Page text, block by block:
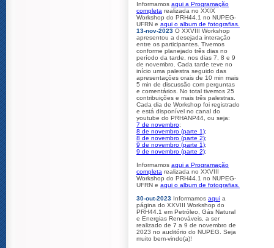
Informamos aqui a Programação
completa realizada no XXIX
Workshop do PRH44.1 no NUPEG-
UFRN e aqui o album de fotografias.
13-nov-2023 O XXVIII Workshop
apresentou a desejada interação
entre os participantes. Tivemos
conforme planejado três dias no
período da tarde, nos dias 7, 8 e 9
de novembro. Cada tarde teve no
início uma palestra seguido das
apresentações orais de 10 min mais
5 min de discussão com perguntas
e comentários. No total tivemos 25
contribuições e mais três palestras.
Cada dia de Workshop foi registrado
e está disponível no canal do
youtube do PRHANP44, ou seja:
7 de novembro;
8 de novembro (parte 1);
8 de novembro (parte 2);
9 de novembro (parte 1);
9 de novembro (parte 2);
Informamos aqui a Programação
completa realizada no XXVIII
Workshop do PRH44.1 no NUPEG-
UFRN e aqui o album de fotografias.
30-out-2023 Informamos aqui a
página do XXVIII Workshop do
PRH44.1 em Petróleo, Gás Natural
e Energias Renováveis, a ser
realizado de 7 a 9 de novembro de
2023 no auditório do NUPEG. Seja
muito bem-vindo(a)!